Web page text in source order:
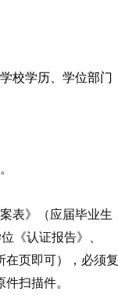
校学历、学位部门
表》（应届毕业生
《认证报告》
在页即可），必须复
扫描件。